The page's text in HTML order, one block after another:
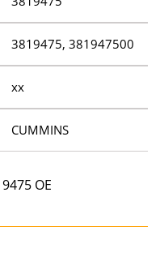
3819475, 381947500
xx
CUMMINS